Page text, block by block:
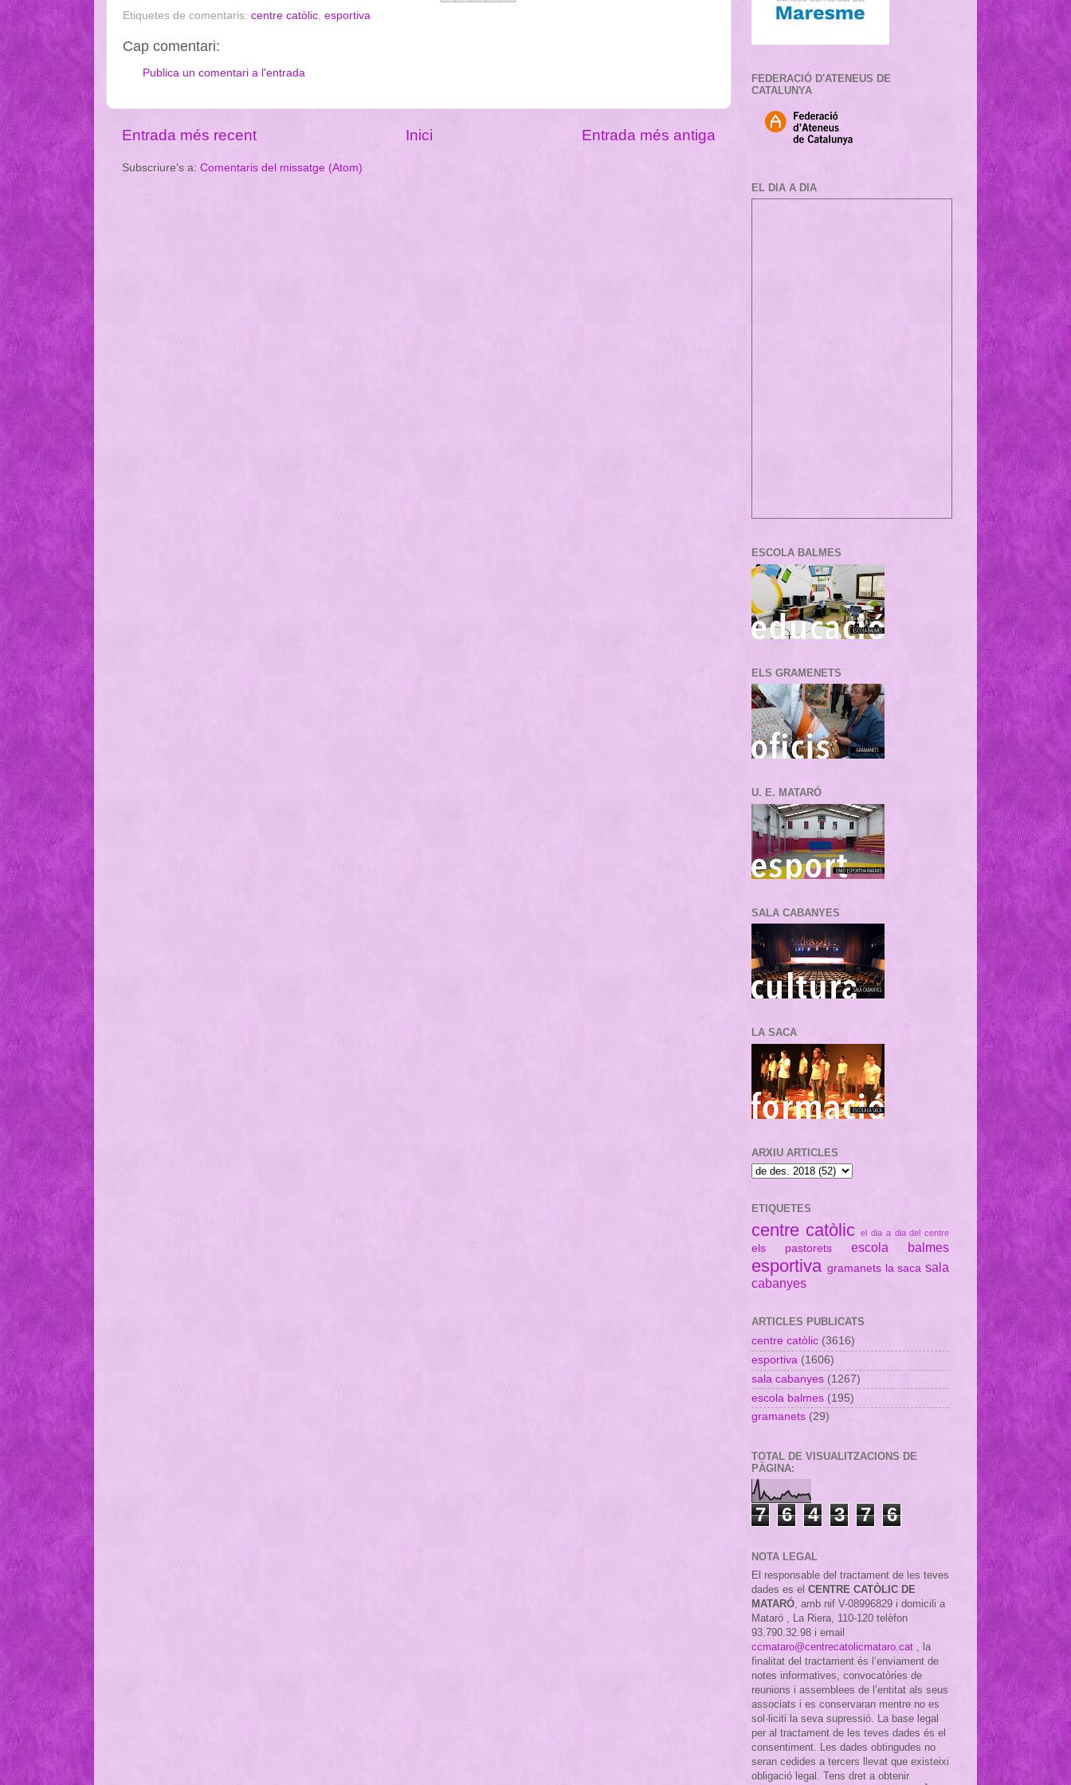
Etiquetes de comentaris: centre catòlic, esportiva
Cap comentari:
Publica un comentari a l'entrada
Entrada més recent Entrada més antiga
Inici
Subscriure's a: Comentaris del missatge (Atom)
FEDERACIÓ D'ATENEUS DE
CATALUNYA
EL DIA A DIA
ESCOLA BALMES
ELS GRAMENETS
U. E. MATARÓ
SALA CABANYES
LA SACA
ARXIU ARTICLES
ETIQUETES
centre catòlic el dia a dia del centre
els pastorets escola balmes
esportiva gramanets la saca sala
cabanyes
ARTICLES PUBLICATS
centre catòlic (3616)
esportiva (1606)
sala cabanyes (1267)
escola balmes (195)
gramanets (29)
TOTAL DE VISUALITZACIONS DE
PÀGINA:
7 6 4 3 7 6
NOTA LEGAL
El responsable del tractament de les teves
dades es el CENTRE CATÒLIC DE
MATARÓ , amb nif V-08996829 i domicili a
Mataró , La Riera, 110-120 telèfon
93.790.32.98 i email
ccmataro@centrecatolicmataro.cat
la
finalitat del tractament és l’enviament de
notes informatives, convocatòries de
reunions i assemblees de l’entitat als seus
associats i es conservaran mentre no es
sol·liciti la seva supressió. La base legal
per al tractament de les teves dades és el
consentiment. Les dades obtingudes no
seran cedides a tercers llevat que existeixi
obligació legal. Tens dret a obtenir